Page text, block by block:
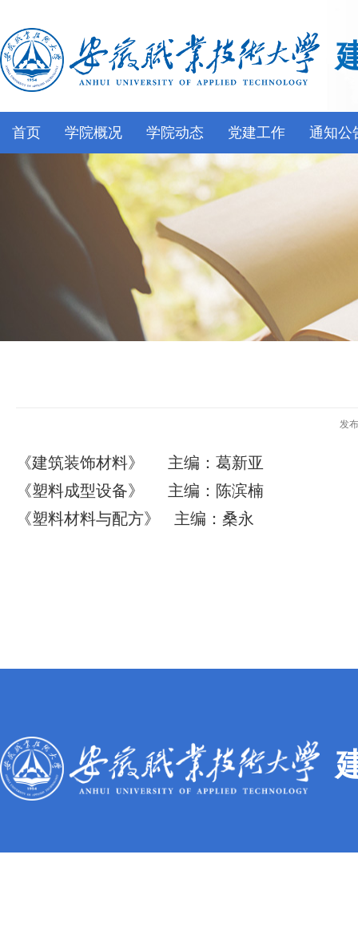
首页 学院概况 学院动态 党建工作 通知公
发
《建筑装饰材料》 主编：葛新亚
《塑料成型设备》 主编：陈滨楠
《塑料材料与配方》 主编：桑永